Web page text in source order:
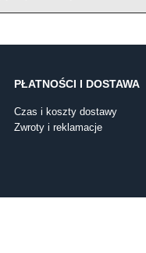
PŁATNOŚCI I DOSTAWA
Czas i koszty dostawy
Zwroty i reklamacje